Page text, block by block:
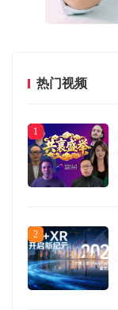
热门视频
1
2